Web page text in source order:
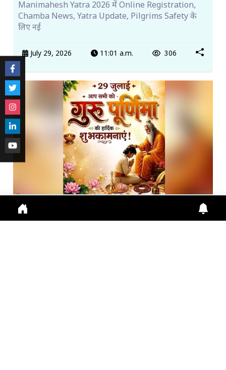
Manimahesh Yatra 2026 में Online Registration,
Chamba News, Yatra Update, Pilgrims Safety के
लिए नई
July 29, 2026 11:01 a.m. 306
गुरु पूर्णिमा 2026: गुरु महिमा, आस्था और भारतीय संस्कृति का ...